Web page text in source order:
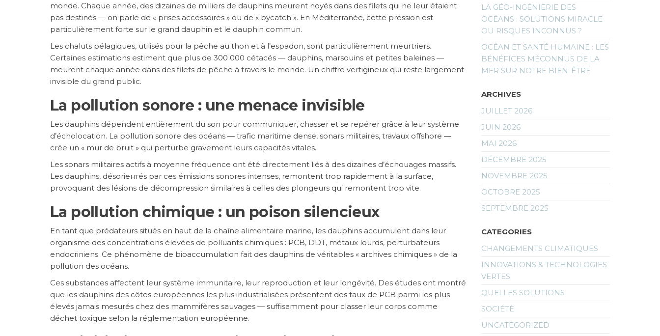
monde. Chaque année, des dizaines de milliers de dauphins meurent noyés dans des filets qui ne leur étaient
pas destinés — on parle de « prises accessoires » ou de « bycatch ». En Méditerranée, cette pression est
particulièrement forte sur le grand dauphin et le dauphin commun.
Les chaluts pélagiques, utilisés pour la pêche au thon et à l’espadon, sont particulièrement meurtriers.
Certaines estimations estiment que plus de 300 000 cétacés — dauphins, marsouins et petites baleines —
meurent chaque année dans des filets de pêche à travers le monde. Un chiffre vertigineux qui reste largement
invisible du grand public.
La pollution sonore : une menace invisible
Les dauphins dépendent entièrement du son pour communiquer, chasser et se repérer grâce à leur système
d’écholocation. La pollution sonore des océans — trafic maritime dense, sonars militaires, travaux offshore —
crée un « mur de bruit » qui perturbe gravement leurs capacités vitales.
Les sonars militaires actifs à moyenne fréquence ont été directement liés à des dizaines d’échouages massifs.
Les dauphins, désoriентés par ces émissions sonores intenses, remontent trop rapidement à la surface,
provoquant des lésions de décompression similaires à celles des plongeurs qui remontent trop vite.
La pollution chimique : un poison silencieux
En tant que prédateurs situés en haut de la chaîne alimentaire marine, les dauphins accumulent dans leur
organisme des concentrations élevées de polluants chimiques : PCB, DDT, métaux lourds, perturbateurs
endocriniens. Ce phénomène de bioaccumulation fait des dauphins de véritables « archives chimiques » de la
pollution des océans.
Ces substances affectent leur système immunitaire, leur reproduction et leur longévité. Des études ont montré
que les dauphins des côtes européennes les plus industrialisées présentent des taux de PCB parmi les plus
élevés jamais mesurés chez des mammifères sauvages — suffisamment pour classer leur corps comme
déchet toxique selon la réglementation européenne.
LA GÉO-INGÉNIERIE DES
OCÉANS : SOLUTIONS MIRACLE
OU RISQUES INCONNUS ?
OCÉAN ET SANTÉ HUMAINE : LES
BÉNÉFICES MÉCONNUS DE LA
MER SUR NOTRE BIEN-ÊTRE
ARCHIVES
JUILLET 2026
JUIN 2026
MAI 2026
DÉCEMBRE 2025
NOVEMBRE 2025
OCTOBRE 2025
SEPTEMBRE 2025
CATEGORIES
CHANGEMENTS CLIMATIQUES
INNOVATIONS & TECHNOLOGIES
VERTES
QUELLES SOLUTIONS
SOCIÉTÈ
UNCATEGORIZED